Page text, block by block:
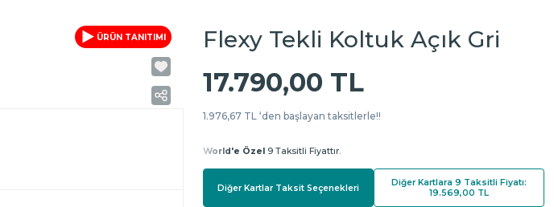
ÜRÜN TANITIMI
Flexy Tekli Koltuk Açık Gri
17.790,00 TL
1.976,67 TL ‘den başlayan taksitlerle!!
World'e Özel 9 Taksitli Fiyattır.
Diğer Kartlar Taksit Seçenekleri
Diğer Kartlara 9 Taksitli Fiyatı:
19.569,00 TL